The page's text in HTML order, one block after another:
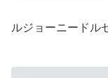
ルジョーニードル